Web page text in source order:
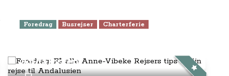
Foredrag Busrejser Charterferie
Andalusien